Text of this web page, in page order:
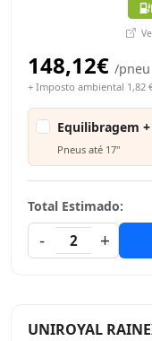
148,12€ /pneu
+ Imposto ambiental 1,82
Equilibragem
Pneus até 17"
Total Estimado:
-
2 +
UNIROYAL